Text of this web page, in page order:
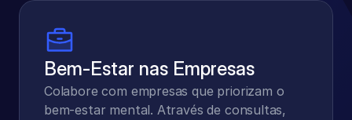
Bem-Estar nas Empresas
Colabore com empresas que priorizam o
bem-estar mental. Através de consultas,